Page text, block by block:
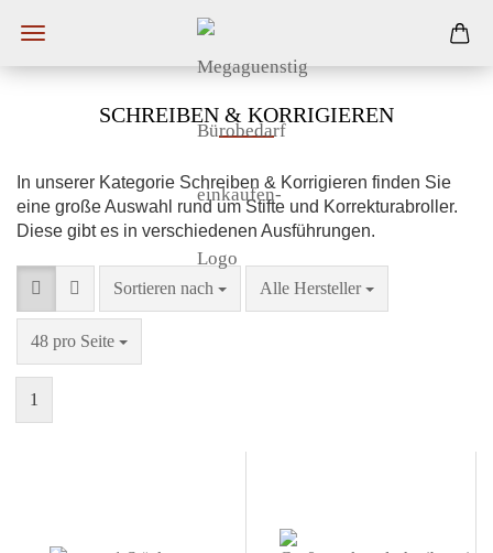
SCHREIBEN & KORRIGIEREN
In unserer Kategorie Schreiben & Korrigieren finden Sie
eine große Auswahl rund um Stifte und Korrekturabroller.
Diese gibt es in verschiedenen Ausführungen.
Sortieren nach Alle Hersteller
48 pro Seite
1